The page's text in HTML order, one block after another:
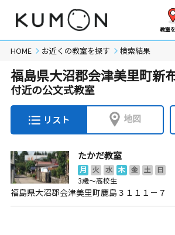
教室
HOME お近くの教室を探す 検索結果
福島県大沼郡会津美里町新
付近の公文式教室
リスト 地図
たかだ教室
月 火 水 木 金 土
日
3歳～高校生
福島県大沼郡会津美里町鹿島３１１１－７